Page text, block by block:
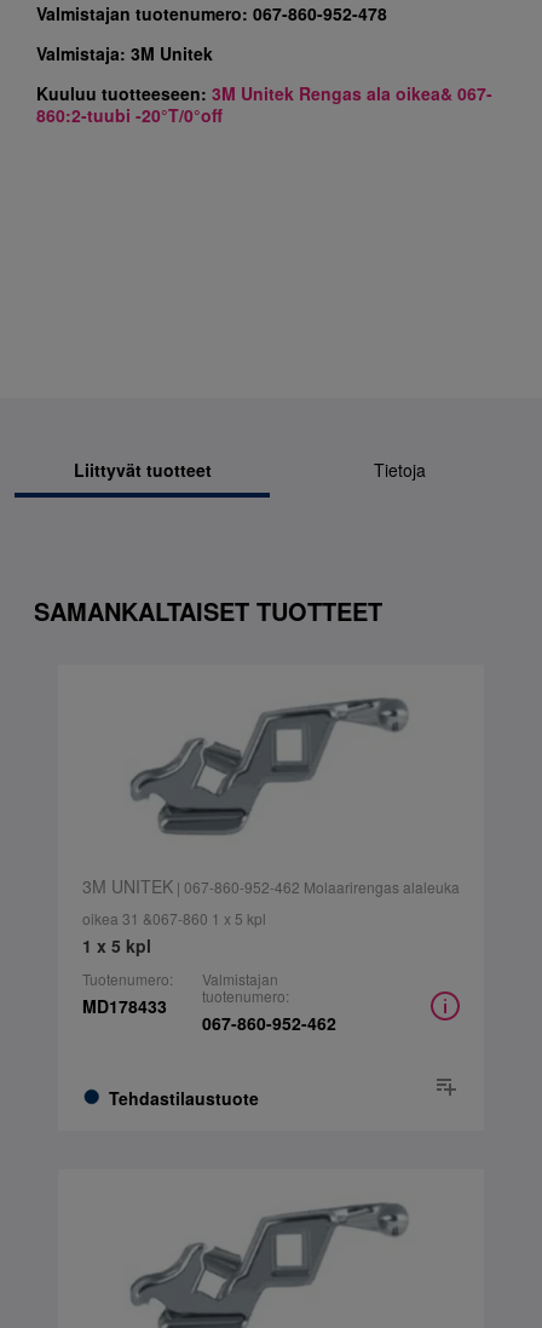
Valmistajan tuotenumero: 067-860-952-478
Valmistaja: 3M Unitek
Kuuluu tuotteeseen: 3M Unitek Rengas ala oikea& 067-
860:2-tuubi -20°T/0°off
Liittyvät tuotteet Tietoja
SAMANKALTAISET TUOTTEET
3M UNITEK| 067-860-952-462 Molaarirengas alaleuka
oikea 31 &067-860 1 x 5 kpl
1 x 5 kpl
Tuotenumero:
MD178433
Tehdastilaustuote
Valmistajan
tuotenumero:
067-860-952-462